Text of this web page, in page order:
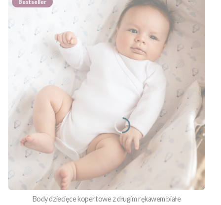
Bestseller
Body dziecięce kopertowe z długim rękawem białe